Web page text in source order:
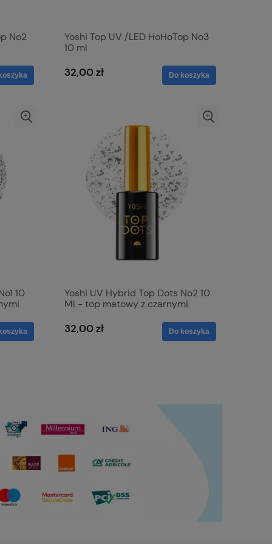
No2
Yoshi Top UV /LED HoHoTop No3
10 ml
32,00 zł Do koszyka
10
Yoshi UV Hybrid Top Dots No2 10
Ml - top matowy z czarnymi
32,00 zł Do koszyka